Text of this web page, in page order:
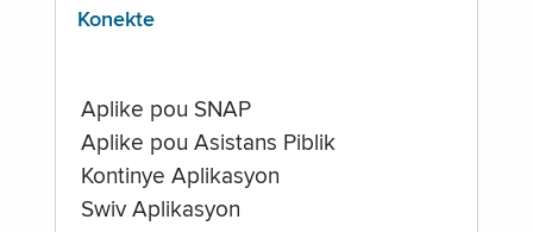
Konekte
Aplike pou SNAP
Aplike pou Asistans Piblik
Kontinye Aplikasyon
Swiv Aplikasyon